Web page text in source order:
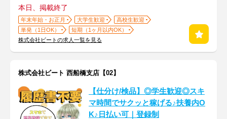
本日、掲載終了
年末年始・お正月 大学生歓迎
高校生歓迎
単発（1日OK）
短期（1ヶ月以内OK）
株式会社ビートの求人一覧を見る
株式会社ビート 西船橋支店【02】
【仕分け/検品】◎学生歓迎◎スキ
マ時間でサクッと稼げる♪扶養内O
K♪日払い可｜登録制